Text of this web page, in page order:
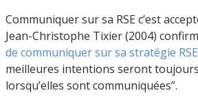
Communiquer sur sa RSE c’est
Jean-Christophe Tixier (2004)
de communiquer sur sa stratégie RSE
meilleures intentions seront
lorsqu’elles sont communiquées”.